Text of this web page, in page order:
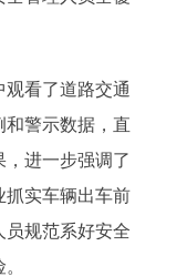
看了道路交通
和警示数据，直
进一步强调了
抓实车辆出车前
员规范系好安全